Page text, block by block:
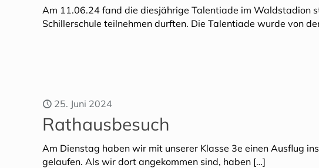
Am 11.06.24 fand die diesjährige Talentiade im Waldstadion
Schillerschule teilnehmen durften. Die Talentiade wurde von
25. Juni 2024
Rathausbesuch
Am Dienstag haben wir mit unserer Klasse 3e einen Ausflug
gelaufen. Als wir dort angekommen sind, haben […]